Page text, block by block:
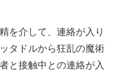
を介して、連絡が入り
タドルから狂乱の魔術
と接触中との連絡が入